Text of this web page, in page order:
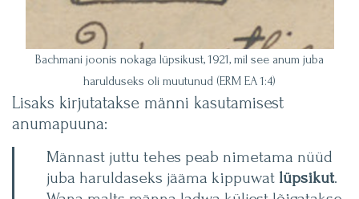
Bachmani joonis nokaga lüpsikust, 1921, mil see anum juba
harulduseks oli muutunud (ERM EA 1:4)
Lisaks kirjutatakse männi kasutamisest
anumapuuna:
Männast juttu tehes peab nimetama nüüd
juba haruldaseks jääma kippuwat lüpsikut.